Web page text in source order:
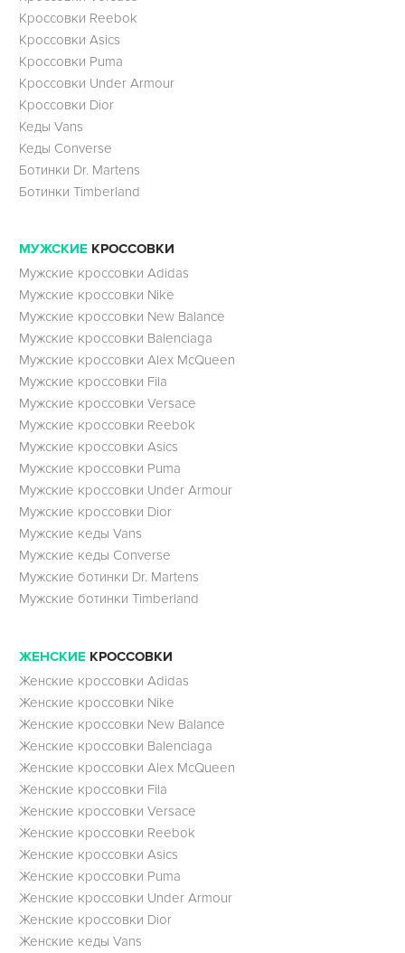
Кроссовки Reebok
Кроссовки Asics
Кроссовки Puma
Кроссовки Under Armour
Кроссовки Dior
Кеды Vans
Кеды Converse
Ботинки Dr. Martens
Ботинки Timberland
МУЖСКИЕ КРОССОВКИ
Мужские кроссовки Adidas
Мужские кроссовки Nike
Мужские кроссовки New Balance
Мужские кроссовки Balenciaga
Мужские кроссовки Alex McQueen
Мужские кроссовки Fila
Мужские кроссовки Versace
Мужские кроссовки Reebok
Мужские кроссовки Asics
Мужские кроссовки Puma
Мужские кроссовки Under Armour
Мужские кроссовки Dior
Мужские кеды Vans
Мужские кеды Converse
Мужские ботинки Dr. Martens
Мужские ботинки Timberland
ЖЕНСКИЕ КРОССОВКИ
Женские кроссовки Adidas
Женские кроссовки Nike
Женские кроссовки New Balance
Женские кроссовки Balenciaga
Женские кроссовки Alex McQueen
Женские кроссовки Fila
Женские кроссовки Versace
Женские кроссовки Reebok
Женские кроссовки Asics
Женские кроссовки Puma
Женские кроссовки Under Armour
Женские кроссовки Dior
Женские кеды Vans